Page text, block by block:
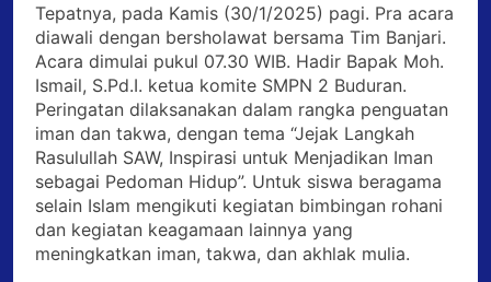
Tepatnya, pada Kamis (30/1/2025) pagi. Pra acara
diawali dengan bersholawat bersama Tim Banjari.
Acara dimulai pukul 07.30 WIB. Hadir Bapak Moh.
Ismail, S.Pd.I. ketua komite SMPN 2 Buduran.
Peringatan dilaksanakan dalam rangka penguatan
iman dan takwa, dengan tema “Jejak Langkah
Rasulullah SAW, Inspirasi untuk Menjadikan Iman
sebagai Pedoman Hidup”. Untuk siswa beragama
selain Islam mengikuti kegiatan bimbingan rohani
dan kegiatan keagamaan lainnya yang
meningkatkan iman, takwa, dan akhlak mulia.